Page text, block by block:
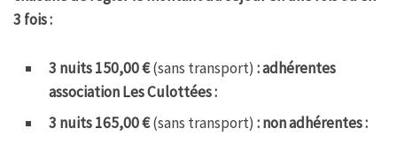
3 fois :
3 nuits 150,00 €(sans transport) : adhérentes
association Les Culottées :
3 nuits 165,00 €(sans transport) : non adhérentes :